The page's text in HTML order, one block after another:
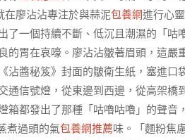
在廖沾沾專注於與蒜泥包養網進行心
了一個持續不斷、低沉且潮濕的「
的胃在哀嚎。廖沾沾皺著眉頭，這嚴
沾醬秘笈》封面的皺衛生紙，塞進
通信號燈，從東邊到西邊，從高架
箱都發出了那種「咕嚕咕嚕」的聲
煮過頭的氣包養網推薦味。「麵粉焦